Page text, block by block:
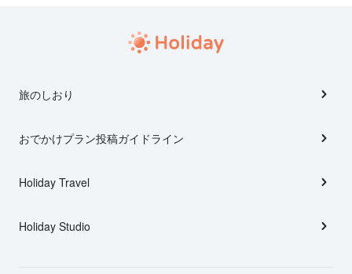
旅のしおり
おでかけプラン投稿ガイドライン
Holiday Travel
Holiday Studio